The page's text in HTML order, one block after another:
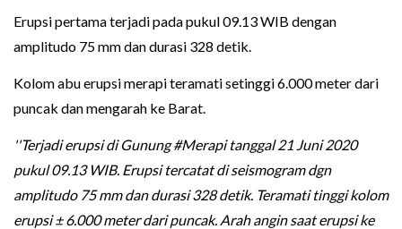
Erupsi pertama terjadi pada pukul 09.13 WIB dengan
amplitudo 75 mm dan durasi 328 detik.
Kolom abu erupsi merapi teramati setinggi 6.000 meter dari
puncak dan mengarah ke Barat.
''Terjadi erupsi di Gunung #Merapi tanggal 21 Juni 2020
pukul 09.13 WIB. Erupsi tercatat di seismogram dgn
amplitudo 75 mm dan durasi 328 detik. Teramati tinggi kolom
erupsi ± 6.000 meter dari puncak. Arah angin saat erupsi ke